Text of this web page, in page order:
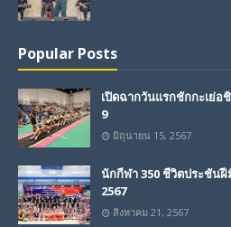
Popular Posts
เปิดฉากวันแรกชักกะเย่อ
9
มิถุนายน 15, 2567
นักกีฬา 350 ชีวิตประชัน
2567
สิงหาคม 21, 2567